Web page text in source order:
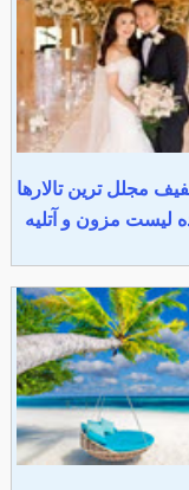
تخفیف مجلل ترین تالارها
لیست مزون و آتلیه